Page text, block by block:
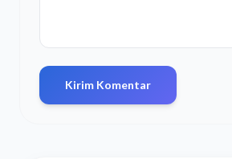
Kirim Komentar